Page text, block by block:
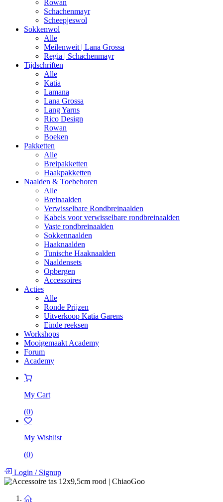
Rowan
Schachenmayr
Scheepjeswol
Sokkenwol
Alle
Meilenweit | Lana Grossa
Regia | Schachenmayr
Tijdschriften
Alle
Katia
Lamana
Lana Grossa
Lang Yarns
Rico Design
Rowan
Boeken
Pakketten
Alle
Breipakketten
Haakpakketten
Naalden & Toebehoren
Alle
Breinaalden
Verwisselbare Rondbreinaalden
Kabels voor verwisselbare rondbreinaalden
Vaste rondbreinaalden
Sokkennaalden
Haaknaalden
Tunische Haaknaalden
Naaldensets
Opbergen
Accessoires
Acties
Alle
Ronde Prijzen
Uitverkoop Katia Garens
Einde reeksen
Workshops
Mooigemaakt Academy
Forum
Academy
My Cart
(0)
My Wishlist
(0)
Login /Signup